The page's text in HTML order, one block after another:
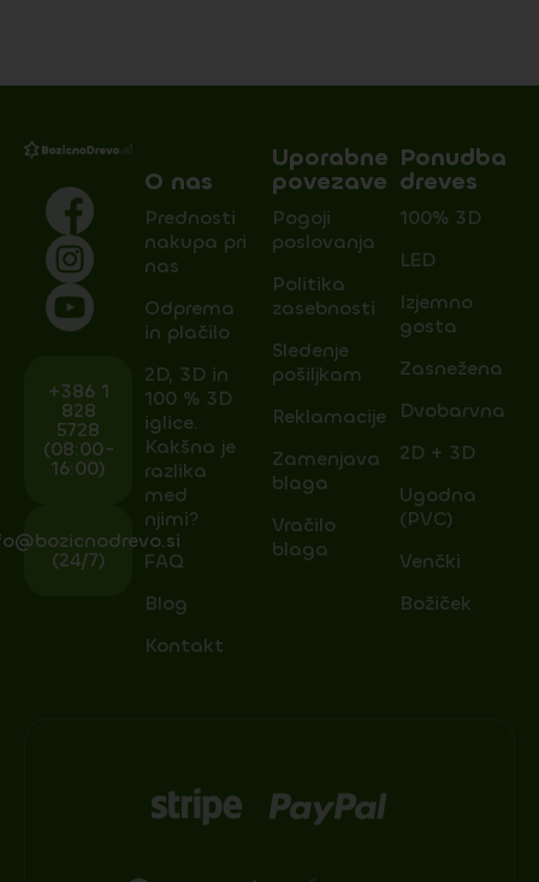
+386 1
828
5728
(08:00-
16:00)
(24/7)
O nas
Prednosti
nakupa pri
nas
Odprema
in plačilo
2D, 3D in
100 % 3D
iglice.
Kakšna je
razlika
med
njimi?
FAQ
Blog
Kontakt
Uporabne
povezave
Pogoji
poslovanja
Politika
zasebnosti
Sledenje
pošiljkam
Reklamacije
Zamenjava
blaga
Vračilo
blaga
Ponudba
dreves
100% 3D
LED
Izjemno
gosta
Zasnežena
Dvobarvna
2D + 3D
Ugodna
(PVC)
Venčki
Božiček